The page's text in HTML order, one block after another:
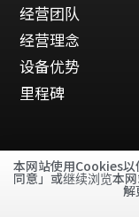
经营团队
经营理念
设备优势
里程碑
本网站使用Cookies
同意」或继续浏览本
解